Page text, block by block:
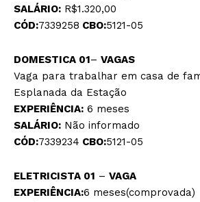
SALÁRIO: R$1.320,00
CÓD:7339258 CBO:5121-05
DOMESTICA 01– VAGAS
Vaga para trabalhar em casa de
Esplanada da Estação
EXPERIÊNCIA: 6 meses
SALÁRIO: Não informado
CÓD:7339234 CBO:5121-05
ELETRICISTA 01 – VAGA
EXPERIÊNCIA:6 meses(comprovada)